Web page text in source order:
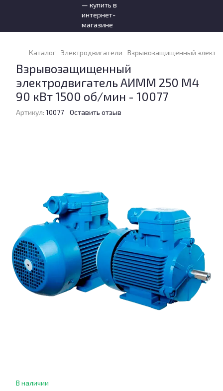
Каталог Электродвигатели Взрывозащищенный
Взрывозащищенный
электродвигатель АИММ 250 М4
90 кВт 1500 об/мин - 10077
Артикул: 10077 Оставить отзыв
В наличии